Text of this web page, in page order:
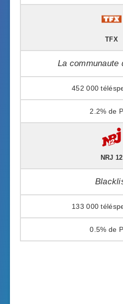
TFX
La communaute
452 000
2.2%
NRJ 12
133 000
0.5%